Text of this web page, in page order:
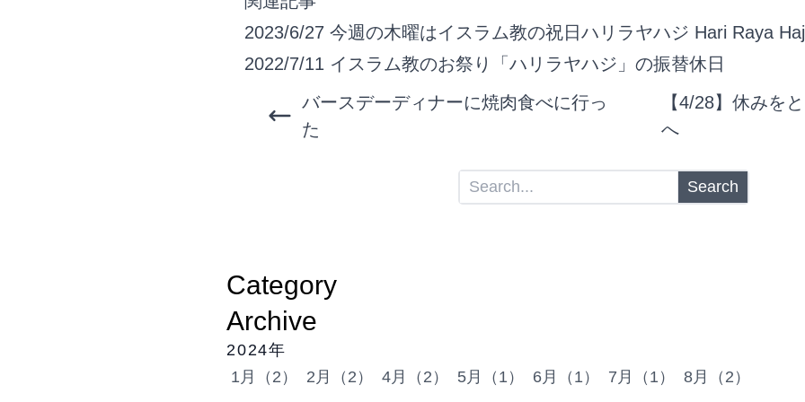
2023/6/27 今週の木曜はイスラム教の祝日ハリラヤハジ Hari Raya
2022/7/11 イスラム教のお祭り「ハリラヤハジ」の振替休日
バースデーディナーに焼肉食べに行っ
た
【4/28】休みを
へ
Search
Category
Archive
2024年
1月（2）
2月（2） 4月（2） 5月（1） 6月（1） 7月（1） 8月（2）